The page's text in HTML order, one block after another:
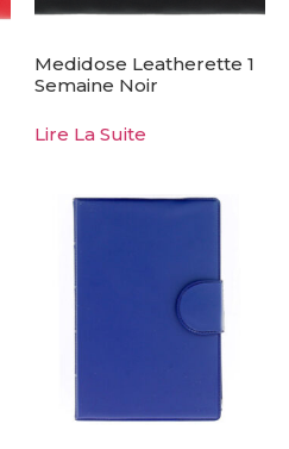
Medidose Leatherette 1
Semaine Noir
Lire La Suite